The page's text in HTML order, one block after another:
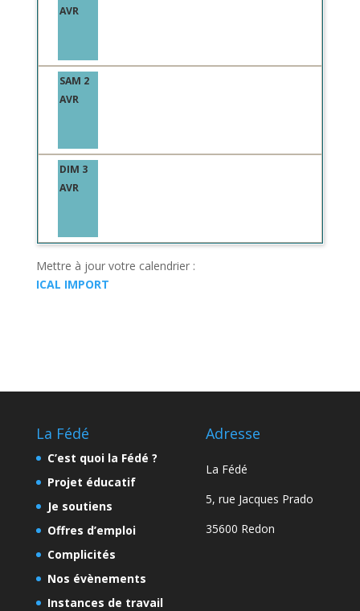
AVR
SAM 2
AVR
DIM 3
AVR
Mettre à jour votre calendrier :
ICAL IMPORT
La Fédé
C’est quoi la Fédé ?
Projet éducatif
Je soutiens
Offres d’emploi
Complicités
Nos évènements
Instances de travail
Adresse
La Fédé
5, rue Jacques Prado
35600 Redon